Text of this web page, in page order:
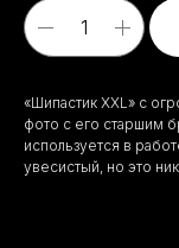
«Шипастик XXL» с
фото с его старшим
используется в
увесистый, но это